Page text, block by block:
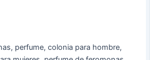
perfume, colonia para hombre,